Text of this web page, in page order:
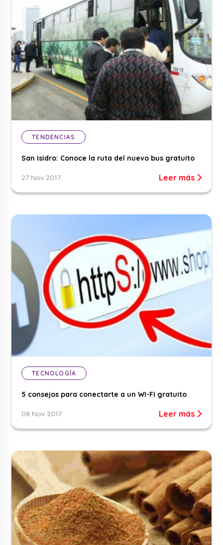
TENDENCIAS
San Isidro: Conoce la ruta del nuevo bus gratuito
27 Nov 2017 Leer más
TECNOLOGÍA
5 consejos para conectarte a un WI-FI gratuito
08 Nov 2017 Leer más